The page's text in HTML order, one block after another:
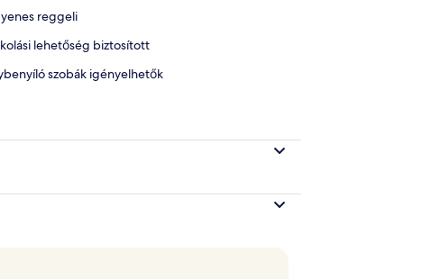
reggeli
lehetőség biztosított
szobák igényelhetők